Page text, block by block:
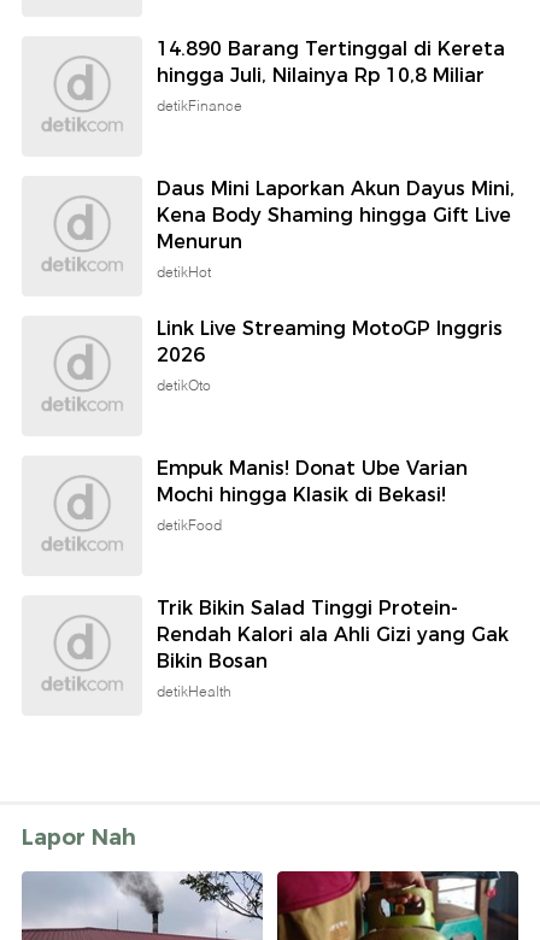
14.890 Barang Tertinggal di Kereta
hingga Juli, Nilainya Rp 10,8 Miliar
detikFinance
Daus Mini Laporkan Akun Dayus Mini,
Kena Body Shaming hingga Gift Live
Menurun
detikHot
Link Live Streaming MotoGP Inggris
2026
detikOto
Empuk Manis! Donat Ube Varian
Mochi hingga Klasik di Bekasi!
detikFood
Trik Bikin Salad Tinggi Protein-
Rendah Kalori ala Ahli Gizi yang Gak
Bikin Bosan
detikHealth
Lapor Nah